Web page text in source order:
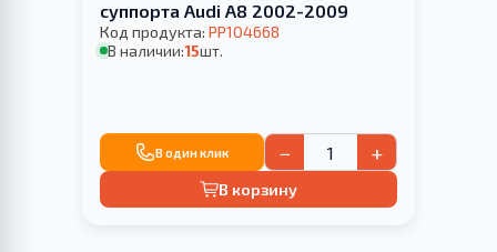
суппорта Audi A8 2002-2009
Код продукта: PP104668
В наличии:15шт.
В один клик − +
В корзину